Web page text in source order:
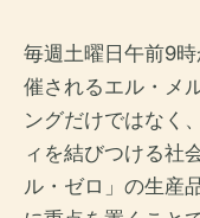
毎週土曜日午前9
催されるエル・メ
ングだけではなく
ィを結びつける社
ル・ゼロ」の生産